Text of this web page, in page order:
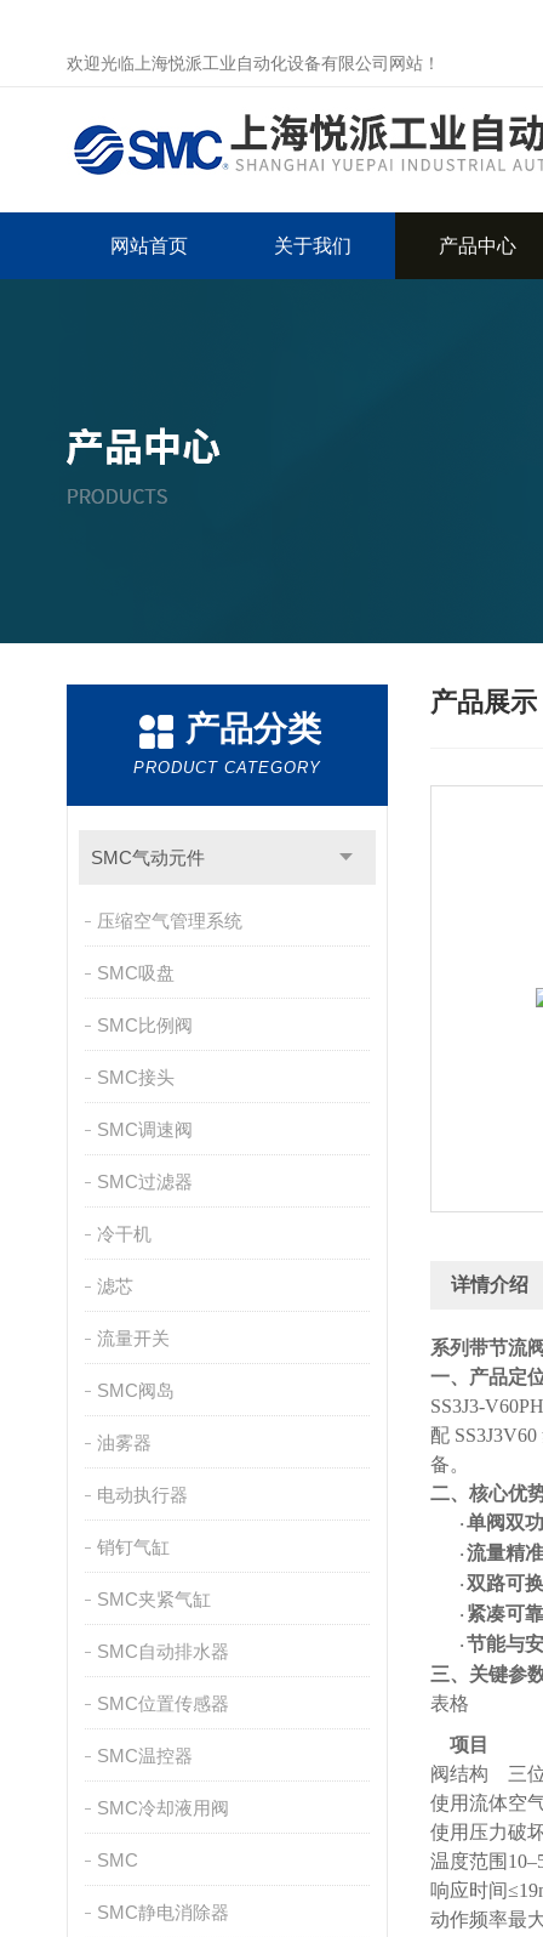
欢迎光临上海悦派工业自动化设备有限公司网站！
网站首页 关于我们 产品中心
产品分类
PRODUCT CATEGORY
SMC气动元件
压缩空气管理系统
SMC吸盘
SMC比例阀
SMC接头
SMC调速阀
SMC过滤器
冷干机
滤芯
流量开关
SMC阀岛
油雾器
电动执行器
销钉气缸
SMC夹紧气缸
SMC自动排水器
SMC位置传感器
SMC温控器
SMC冷却液用阀
SMC
SMC静电消除器
产品展示
详情介绍
系列带节流
一、产品定
SS3J3-
配
备。
二、核心优
· 单阀双
· 流量精
· 双路可
· 紧凑可靠
· 节能与
三、关键参
表格
项目
阀结构
三
使用流体空
使用压力破
温度范围
响应时间
动作频率最